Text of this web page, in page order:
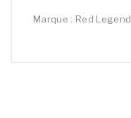
Marque : Red Legend